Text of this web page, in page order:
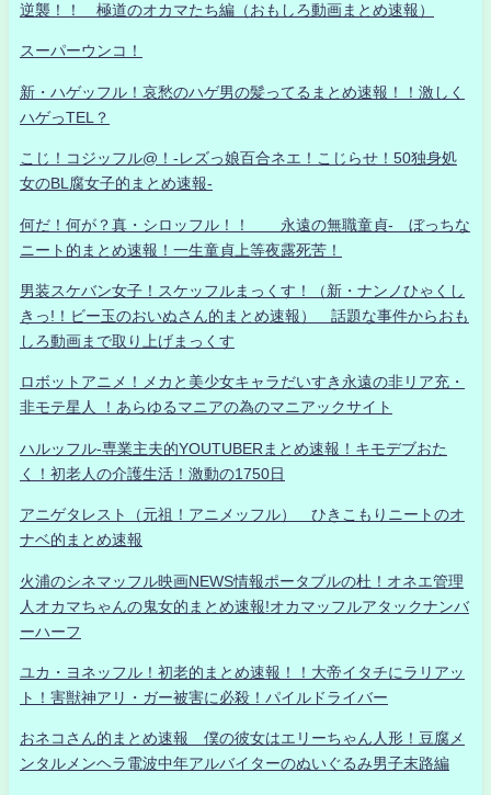
逆襲！！ 極道のオカマたち編（おもしろ動画まとめ速報）
スーパーウンコ！
新・ハゲッフル！哀愁のハゲ男の髪ってるまとめ速報！！激しく
ハゲっTEL？
こじ！コジッフル@！-レズっ娘百合ネエ！こじらせ！50独身処
女のBL腐女子的まとめ速報-
何だ！何が？真・シロッフル！！ 永遠の無職童貞- ぼっちな
ニート的まとめ速報！一生童貞上等夜露死苦！
男装スケバン女子！スケッフルまっくす！（新・ナンノひゃくし
きっ!！ビー玉のおいぬさん的まとめ速報） 話題な事件からおも
しろ動画まで取り上げまっくす
ロボットアニメ！メカと美少女キャラだいすき永遠の非リア充・
非モテ星人 ！あらゆるマニアの為のマニアックサイト
ハルッフル-専業主夫的YOUTUBERまとめ速報！キモデブおた
く！初老人の介護生活！激動の1750日
アニゲタレスト（元祖！アニメッフル） ひきこもりニートのオ
ナベ的まとめ速報
火浦のシネマッフル映画NEWS情報ポータブルの杜！オネエ管理
人オカマちゃんの鬼女的まとめ速報!オカマッフルアタックナンバ
ーハーフ
ユカ・ヨネッフル！初老的まとめ速報！！大帝イタチにラリアッ
ト！害獣神アリ・ガー被害に必殺！パイルドライバー
おネコさん的まとめ速報 僕の彼女はエリーちゃん人形！豆腐メ
ンタルメンヘラ電波中年アルバイターのぬいぐるみ男子末路編